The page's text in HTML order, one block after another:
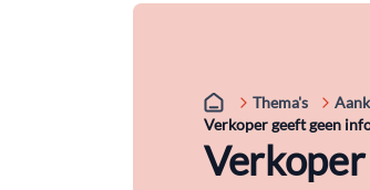
Thema's
Verkoper geeft geen